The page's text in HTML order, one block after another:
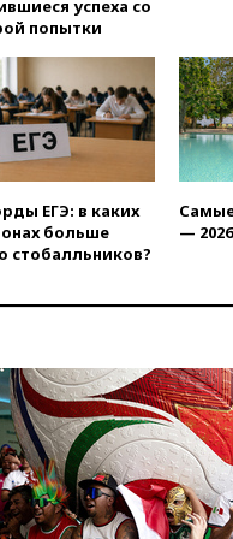
15:35
Брянской
15:15
В
14:57
Жара в
нанести
размере €800
14:49
дефицита
оборонном
14:21АТОР
снижении
в России
14:19
произошел в
успеха со
попытки
ЕГЭ: в каких
больше
стобалльников?
— 2026